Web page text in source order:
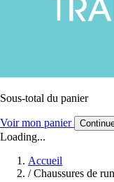
Sous-total du panier
Voir mon panier
Loading...
Accueil
/ Chaussures de